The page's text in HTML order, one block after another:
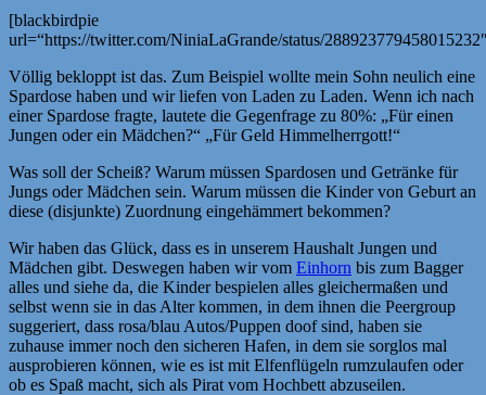
[blackbirdpie
url=“https://twitter.com/NiniaLaGrande/status/
Völlig bekloppt ist das. Zum Beispiel wollte mein Sohn neulich eine
Spardose haben und wir liefen von Laden zu Laden. Wenn ich nach
einer Spardose fragte, lautete die Gegenfrage zu 80%: „Für einen
Jungen oder ein Mädchen?“ „Für Geld Himmelherrgott!“
Was soll der Scheiß? Warum müssen Spardosen und Getränke für
Jungs oder Mädchen sein. Warum müssen die Kinder von Geburt an
diese (disjunkte) Zuordnung eingehämmert bekommen?
Wir haben das Glück, dass es in unserem Haushalt Jungen und
Mädchen gibt. Deswegen haben wir vom Einhorn bis zum Bagger
alles und siehe da, die Kinder bespielen alles gleichermaßen und
selbst wenn sie in das Alter kommen, in dem ihnen die Peergroup
suggeriert, dass rosa/blau Autos/Puppen doof sind, haben sie
zuhause immer noch den sicheren Hafen, in dem sie sorglos mal
ausprobieren können, wie es ist mit Elfenflügeln rumzulaufen oder
ob es Spaß macht, sich als Pirat vom Hochbett abzuseilen.